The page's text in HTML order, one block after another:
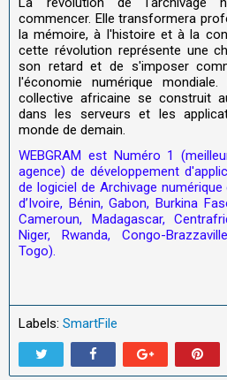
commencer. Elle transformera
la mémoire, à l'histoire et à la
cette révolution représente une
son retard et de s'imposer
l'économie numérique
collective africaine se construit
dans les serveurs et les
monde de demain.
WEBGRAM est Numéro 1
agence) de développement
de logiciel de Archivage
d’Ivoire, Bénin, Gabon, Burkina
Cameroun, Madagascar,
Niger, Rwanda, Congo-
Togo).
Labels: SmartFile